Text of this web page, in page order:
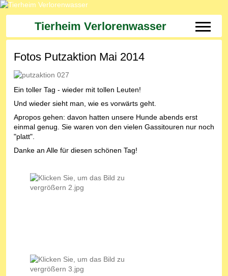
Tierheim Verlorenwasser Off-
Fotos Putzaktion Mai 2014
Ein toller Tag - wieder mit tollen Leuten!
Und wieder sieht man, wie es vorwärts geht.
Apropos gehen: davon hatten unsere Hunde abends erst
einmal genug. Sie waren von den vielen Gassitouren nur noch
"platt".
Danke an Alle für diesen schönen Tag!